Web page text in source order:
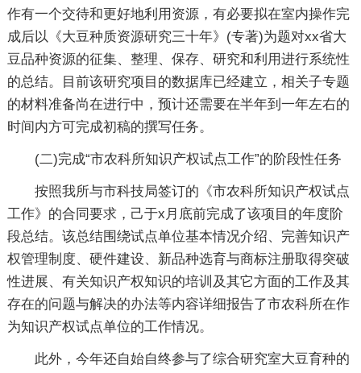
作有一个交待和更好地利用资源，有必要拟在室内操作完
成后以《大豆种质资源研究三十年》(专著)为题对xx省大
豆品种资源的征集、整理、保存、研究和利用进行系统性
的总结。目前该研究项目的数据库已经建立，相关子专题
的材料准备尚在进行中，预计还需要在半年到一年左右的
时间内方可完成初稿的撰写任务。
(二)完成“市农科所知识产权试点工作”的阶段性任务
按照我所与市科技局签订的《市农科所知识产权试点
工作》的合同要求，己于x月底前完成了该项目的年度阶
段总结。该总结围绕试点单位基本情况介绍、完善知识产
权管理制度、硬件建设、新品种选育与商标注册取得突破
性进展、有关知识产权知识的培训及其它方面的工作及其
存在的问题与解决的办法等内容详细报告了市农科所在作
为知识产权试点单位的工作情况。
此外，今年还自始自终参与了综合研究室大豆育种的